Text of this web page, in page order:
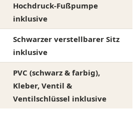
Hochdruck-Fußpumpe
inklusive
Schwarzer verstellbarer Sitz
inklusive
PVC (schwarz & farbig),
Kleber, Ventil &
Ventilschlüssel inklusive